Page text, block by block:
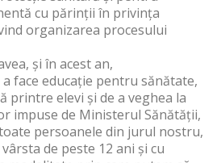
cu părinții în privința
organizarea procesului
și în acest an,
face educație pentru sănătate,
printre elevi și de a veghea la
impuse de Ministerul Sănătății,
persoanele din jurul nostru,
de peste 12 ani și cu